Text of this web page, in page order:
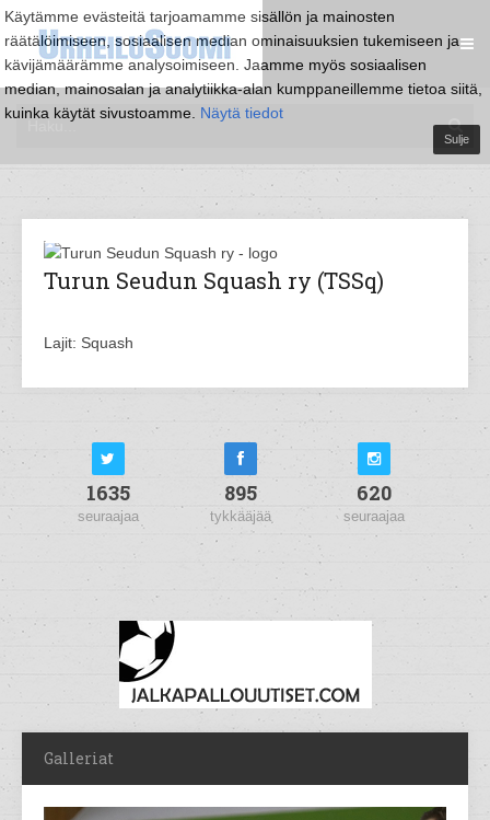
Käytämme evästeitä tarjoamamme sisällön ja mainosten
räätälöimiseen, sosiaalisen median ominaisuuksien tukemiseen ja
kävijämäärämme analysoimiseen. Jaamme myös sosiaalisen
median, mainosalan ja analytiikka-alan kumppaneillemme tietoa siitä,
kuinka käytät sivustoamme. Näytä tiedot
Sulje
Turun Seudun Squash ry (TSSq)
Lajit: Squash
1635
seuraajaa
895
tykkääjää
620
seuraajaa
Galleriat